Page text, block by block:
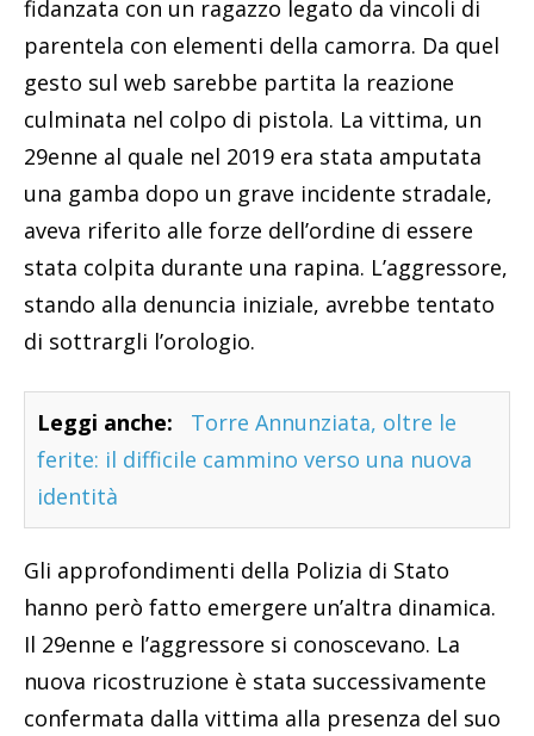
fidanzata con un ragazzo legato da vincoli di
parentela con elementi della camorra. Da quel
gesto sul web sarebbe partita la reazione
culminata nel colpo di pistola. La vittima, un
29enne al quale nel 2019 era stata amputata
una gamba dopo un grave incidente stradale,
aveva riferito alle forze dell’ordine di essere
stata colpita durante una rapina. L’aggressore,
stando alla denuncia iniziale, avrebbe tentato
di sottrargli l’orologio.
Leggi anche:
Torre Annunziata, oltre le
ferite: il difficile cammino verso una nuova
identità
Gli approfondimenti della Polizia di Stato
hanno però fatto emergere un’altra dinamica.
Il 29enne e l’aggressore si conoscevano. La
nuova ricostruzione è stata successivamente
confermata dalla vittima alla presenza del suo